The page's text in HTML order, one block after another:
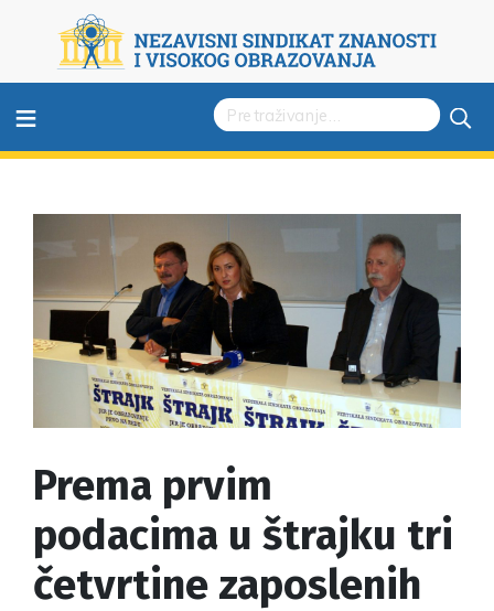
≡
Prema prvim
podacima u štrajku tri
četvrtine zaposlenih